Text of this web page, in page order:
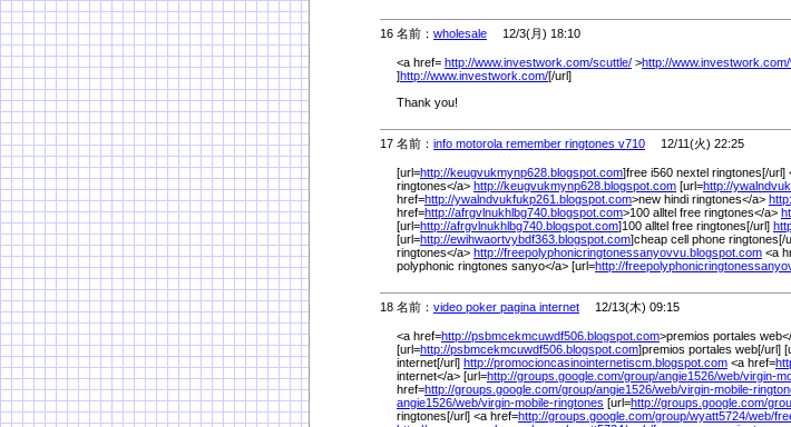
16 名前： wholesale 12/3(月) 18:10
<a href= http://www.investwork.com/scuttle/ >http://www.investwork.com/
]http://www.investwork.com/[/url]
Thank you!
17 名前： info motorola remember ringtones v710 12/11(火) 22:25
[url=http://keugvukmynp628.blogspot.com]free i560 nextel ringtones[/url]
ringtones</a> http://keugvukmynp628.blogspot.com [url=http://
href=http://ywalndvukfukp261.blogspot.com>new hindi ringtones</a>
href=http://afrgvlnukhlbg740.blogspot.com>100 alltel free ringtones</a>
[url=http://afrgvlnukhlbg740.blogspot.com]100 alltel free ringtones[/url]
[url=http://ewihwaortvybdf363.blogspot.com]cheap cell phone ringtones[/
ringtones</a> http://freepolyphonicringtonessanyovvu.blogspot.com <a
polyphonic ringtones sanyo</a> [url=http://
18 名前： video poker pagina internet 12/13(木) 09:15
<a href=http://psbmcekmcuwdf506.blogspot.com>premios portales
[url=http://psbmcekmcuwdf506.blogspot.com]premios portales web[/url]
internet[/url] http://promocioncasinointernetiscm.blogspot.com <a href=
internet</a> [url=http://groups.google.com/group/angie1526/web/virgin-
href=http://groups.google.com/group/angie1526/web/virgin-mobile-
angie1526/web/virgin-mobile-ringtones [url=http://groups.google.com/
ringtones[/url] <a href=http://groups.google.com/group/wyatt5724/web/